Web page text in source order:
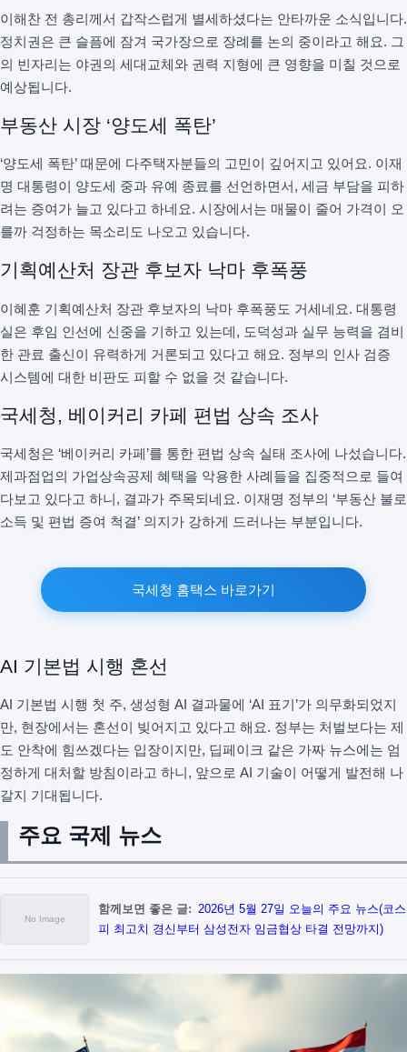
이해찬 전 총리께서 갑작스럽게 별세하셨다는 안타까운 소식입니다.
정치권은 큰 슬픔에 잠겨 국가장으로 장례를 논의 중이라고 해요. 그
의 빈자리는 야권의 세대교체와 권력 지형에 큰 영향을 미칠 것으로
예상됩니다.
부동산 시장 ‘양도세 폭탄’
‘양도세 폭탄’ 때문에 다주택자분들의 고민이 깊어지고 있어요. 이재
명 대통령이 양도세 중과 유예 종료를 선언하면서, 세금 부담을 피하
려는 증여가 늘고 있다고 하네요. 시장에서는 매물이 줄어 가격이 오
를까 걱정하는 목소리도 나오고 있습니다.
기획예산처 장관 후보자 낙마 후폭풍
이혜훈 기획예산처 장관 후보자의 낙마 후폭풍도 거세네요. 대통령
실은 후임 인선에 신중을 기하고 있는데, 도덕성과 실무 능력을 겸비
한 관료 출신이 유력하게 거론되고 있다고 해요. 정부의 인사 검증
시스템에 대한 비판도 피할 수 없을 것 같습니다.
국세청, 베이커리 카페 편법 상속 조사
국세청은 ‘베이커리 카페’를 통한 편법 상속 실태 조사에 나섰습니다.
제과점업의 가업상속공제 혜택을 악용한 사례들을 집중적으로 들여
다보고 있다고 하니, 결과가 주목되네요. 이재명 정부의 ‘부동산 불로
소득 및 편법 증여 척결’ 의지가 강하게 드러나는 부분입니다.
국세청 홈택스 바로가기
AI 기본법 시행 혼선
AI 기본법 시행 첫 주, 생성형 AI 결과물에 ‘AI 표기’가 의무화되었지
만, 현장에서는 혼선이 빚어지고 있다고 해요. 정부는 처벌보다는 제
도 안착에 힘쓰겠다는 입장이지만, 딥페이크 같은 가짜 뉴스에는 엄
정하게 대처할 방침이라고 하니, 앞으로 AI 기술이 어떻게 발전해 나
갈지 기대됩니다.
주요 국제 뉴스
함께보면 좋은 글: 2026년 5월 27일 오늘의 주요 뉴스(코스
피 최고치 경신부터 삼성전자 임금협상 타결 전망까지)